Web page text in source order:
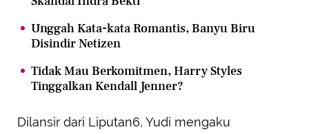
Unggah Kata-kata Romantis, Banyu Biru
Disindir Netizen
Tidak Mau Berkomitmen, Harry Styles
Tinggalkan Kendall Jenner?
Dilansir dari Liputan6, Yudi mengaku